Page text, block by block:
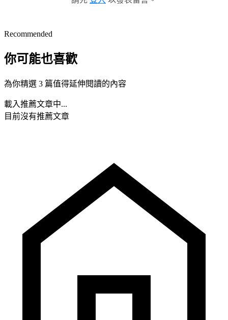
Recommended
你可能也喜歡
為你精選 3 篇值得延伸閱讀的內容
載入推薦文章中...
目前沒有推薦文章